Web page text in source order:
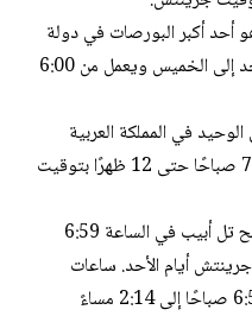
أحد أكبر البورصات في دولة
الإمارات العربية المتحدة. يفتح من الأحد إلى الخميس ويعمل من 6:00
في المملكة العربية
السعودية. ساعات التداول من الساعة 7 صباحًا حتى 12 ظهرًا بتوقيت
تل أبيب للصرافة تقع في إسرائيل. يفتح تل أبيب في الساعة 6:59
12:39 بتوقيت جرينتش أيام الأحد. ساعات
تداولها من الاثنين إلى الخميس من 6:59 صباحًا إلى 2:14 مساءً